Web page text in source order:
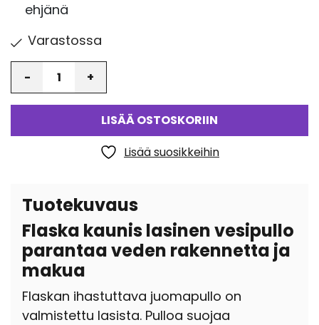
ehjänä
Varastossa
LISÄÄ OSTOSKORIIN
Lisää suosikkeihin
Tuotekuvaus
Flaska kaunis lasinen vesipullo
parantaa veden rakennetta ja
makua
Flaskan ihastuttava juomapullo on
valmistettu lasista. Pulloa suojaa